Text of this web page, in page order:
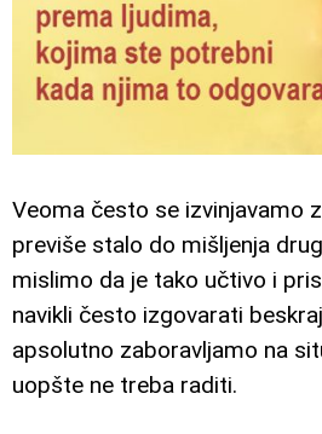
Veoma često se izvinjavamo
previše stalo do mišljenja
mislimo da je tako učtivo i
navikli često izgovarati
apsolutno zaboravljamo na
uopšte ne treba raditi.